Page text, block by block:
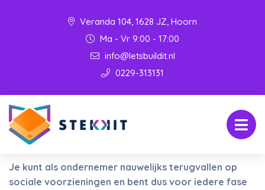
Veranda 104, 1628 JZ, Hoorn
Ma - Vr 9:00 - 17:00
info@letsbuildit.nl
0229-313131
Je kunt als ondernemer nauwelijks terugvallen op
sociale voorzieningen en bent dus voor iedere fase